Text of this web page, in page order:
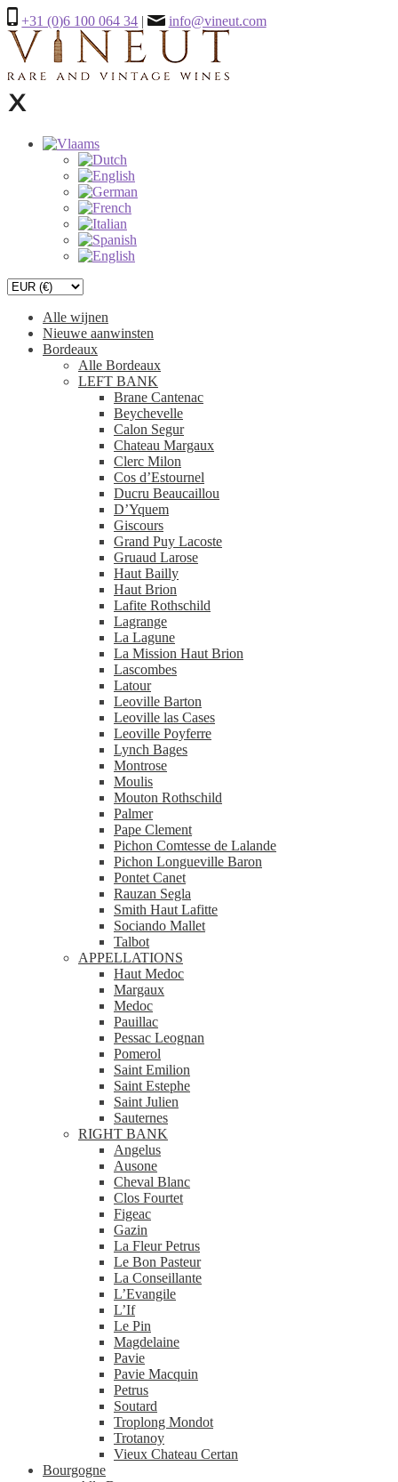
+31 (0)6 100 064 34 | info@vineut.com
Alle wijnen
Nieuwe aanwinsten
Bordeaux
Alle Bordeaux
LEFT BANK
Brane Cantenac
Beychevelle
Calon Segur
Chateau Margaux
Clerc Milon
Cos d’Estournel
Ducru Beaucaillou
D’Yquem
Giscours
Grand Puy Lacoste
Gruaud Larose
Haut Bailly
Haut Brion
Lafite Rothschild
Lagrange
La Lagune
La Mission Haut Brion
Lascombes
Latour
Leoville Barton
Leoville las Cases
Leoville Poyferre
Lynch Bages
Montrose
Moulis
Mouton Rothschild
Palmer
Pape Clement
Pichon Comtesse de Lalande
Pichon Longueville Baron
Pontet Canet
Rauzan Segla
Smith Haut Lafitte
Sociando Mallet
Talbot
APPELLATIONS
Haut Medoc
Margaux
Medoc
Pauillac
Pessac Leognan
Pomerol
Saint Emilion
Saint Estephe
Saint Julien
Sauternes
RIGHT BANK
Angelus
Ausone
Cheval Blanc
Clos Fourtet
Figeac
Gazin
La Fleur Petrus
Le Bon Pasteur
La Conseillante
L’Evangile
L’If
Le Pin
Magdelaine
Pavie
Pavie Macquin
Petrus
Soutard
Troplong Mondot
Trotanoy
Vieux Chateau Certan
Bourgogne